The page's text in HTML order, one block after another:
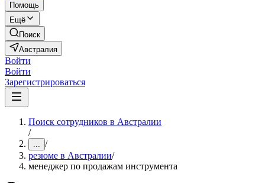
Помощь
Ещё
Поиск
Австралия
Войти
Войти
Зарегистрироваться
Поиск сотрудников в Австралии
/
... /
резюме в Австралии/
менеджер по продажам инструмента